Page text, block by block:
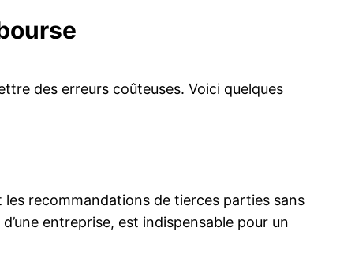
des erreurs coûteuses. Voici quelques
recommandations de tierces parties sans
entreprise, est indispensable pour un